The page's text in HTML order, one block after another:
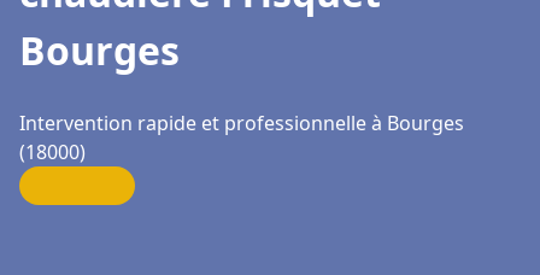
Bourges
Intervention rapide et professionnelle à Bourges
(18000)